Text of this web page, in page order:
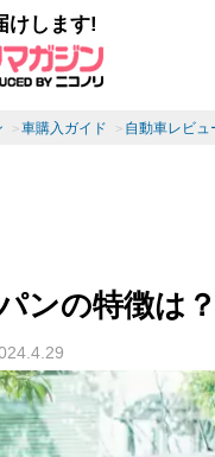
けします!
車購入ガイド 自動車レビュ
ンの特徴は